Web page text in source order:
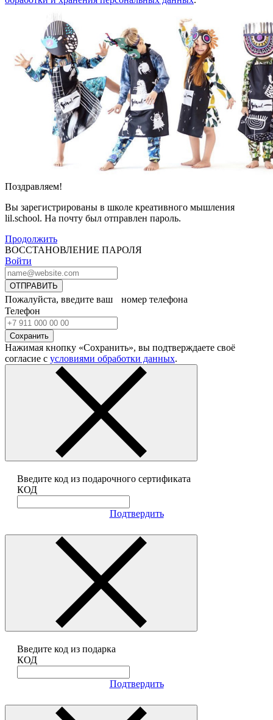
Поздравляем!
Вы зарегистрированы в школе креативного мышления
lil.school. На почту был отправлен пароль.
Продолжить
ВОССТАНОВЛЕНИЕ ПАРОЛЯ
Войти
ОТПРАВИТЬ
Пожалуйста, введите ваш номер телефона
Телефон
Сохранить
Нажимая кнопку «Сохранить», вы подтверждаете своё
согласие с условиями обработки данных.
Введите код из подарочного сертификата
КОД
Подтвердить
Введите код из подарка
КОД
Подтвердить